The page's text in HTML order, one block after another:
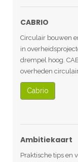
CABRIO
Circulair bouwen
in
drempel hoog.
overheden
Cabrio
Ambitiekaart
Praktische tips en